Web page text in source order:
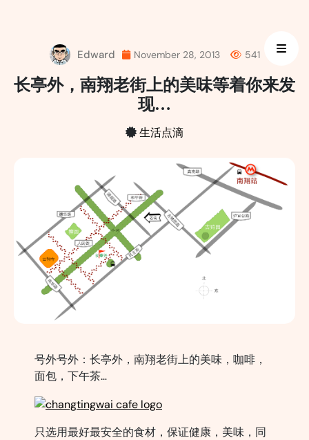
Edward November 28, 2013 541
长亭外，南翔老街上的美味等着你来发
现…
生活点滴
号外号外：长亭外，南翔老街上的美味，咖啡，
面包，下午茶…
只选用最好最安全的食材，保证健康，美味，同